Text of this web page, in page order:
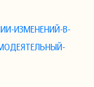
ИЗМЕНЕНИЙ-В-